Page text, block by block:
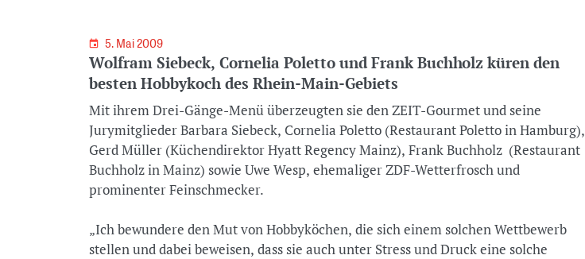
5. Mai 2009
Wolfram Siebeck, Cornelia Poletto und Frank Buchholz küren den
besten Hobbykoch des Rhein-Main-Gebiets
Mit ihrem Drei-Gänge-Menü überzeugten sie den ZEIT-Gourmet und seine
Jurymitglieder Barbara Siebeck, Cornelia Poletto (Restaurant Poletto in Hamburg),
Gerd Müller (Küchendirektor Hyatt Regency Mainz), Frank Buchholz (Restaurant
Buchholz in Mainz) sowie Uwe Wesp, ehemaliger ZDF-Wetterfrosch und
prominenter Feinschmecker.
„Ich bewundere den Mut von Hobbyköchen, die sich einem solchen Wettbewerb
stellen und dabei beweisen, dass sie auch unter Stress und Druck eine solche